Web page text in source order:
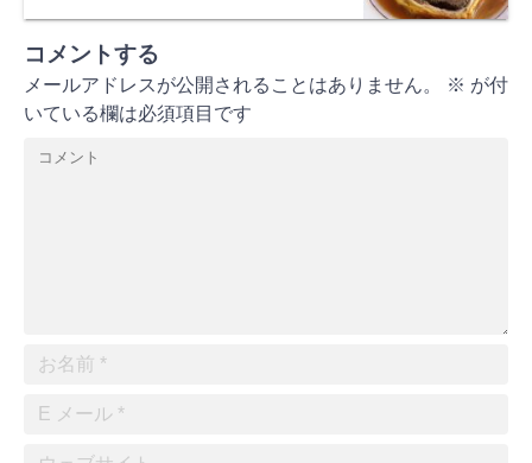
コメントする
メールアドレスが公開されることはありません。 ※ が付
いている欄は必須項目です